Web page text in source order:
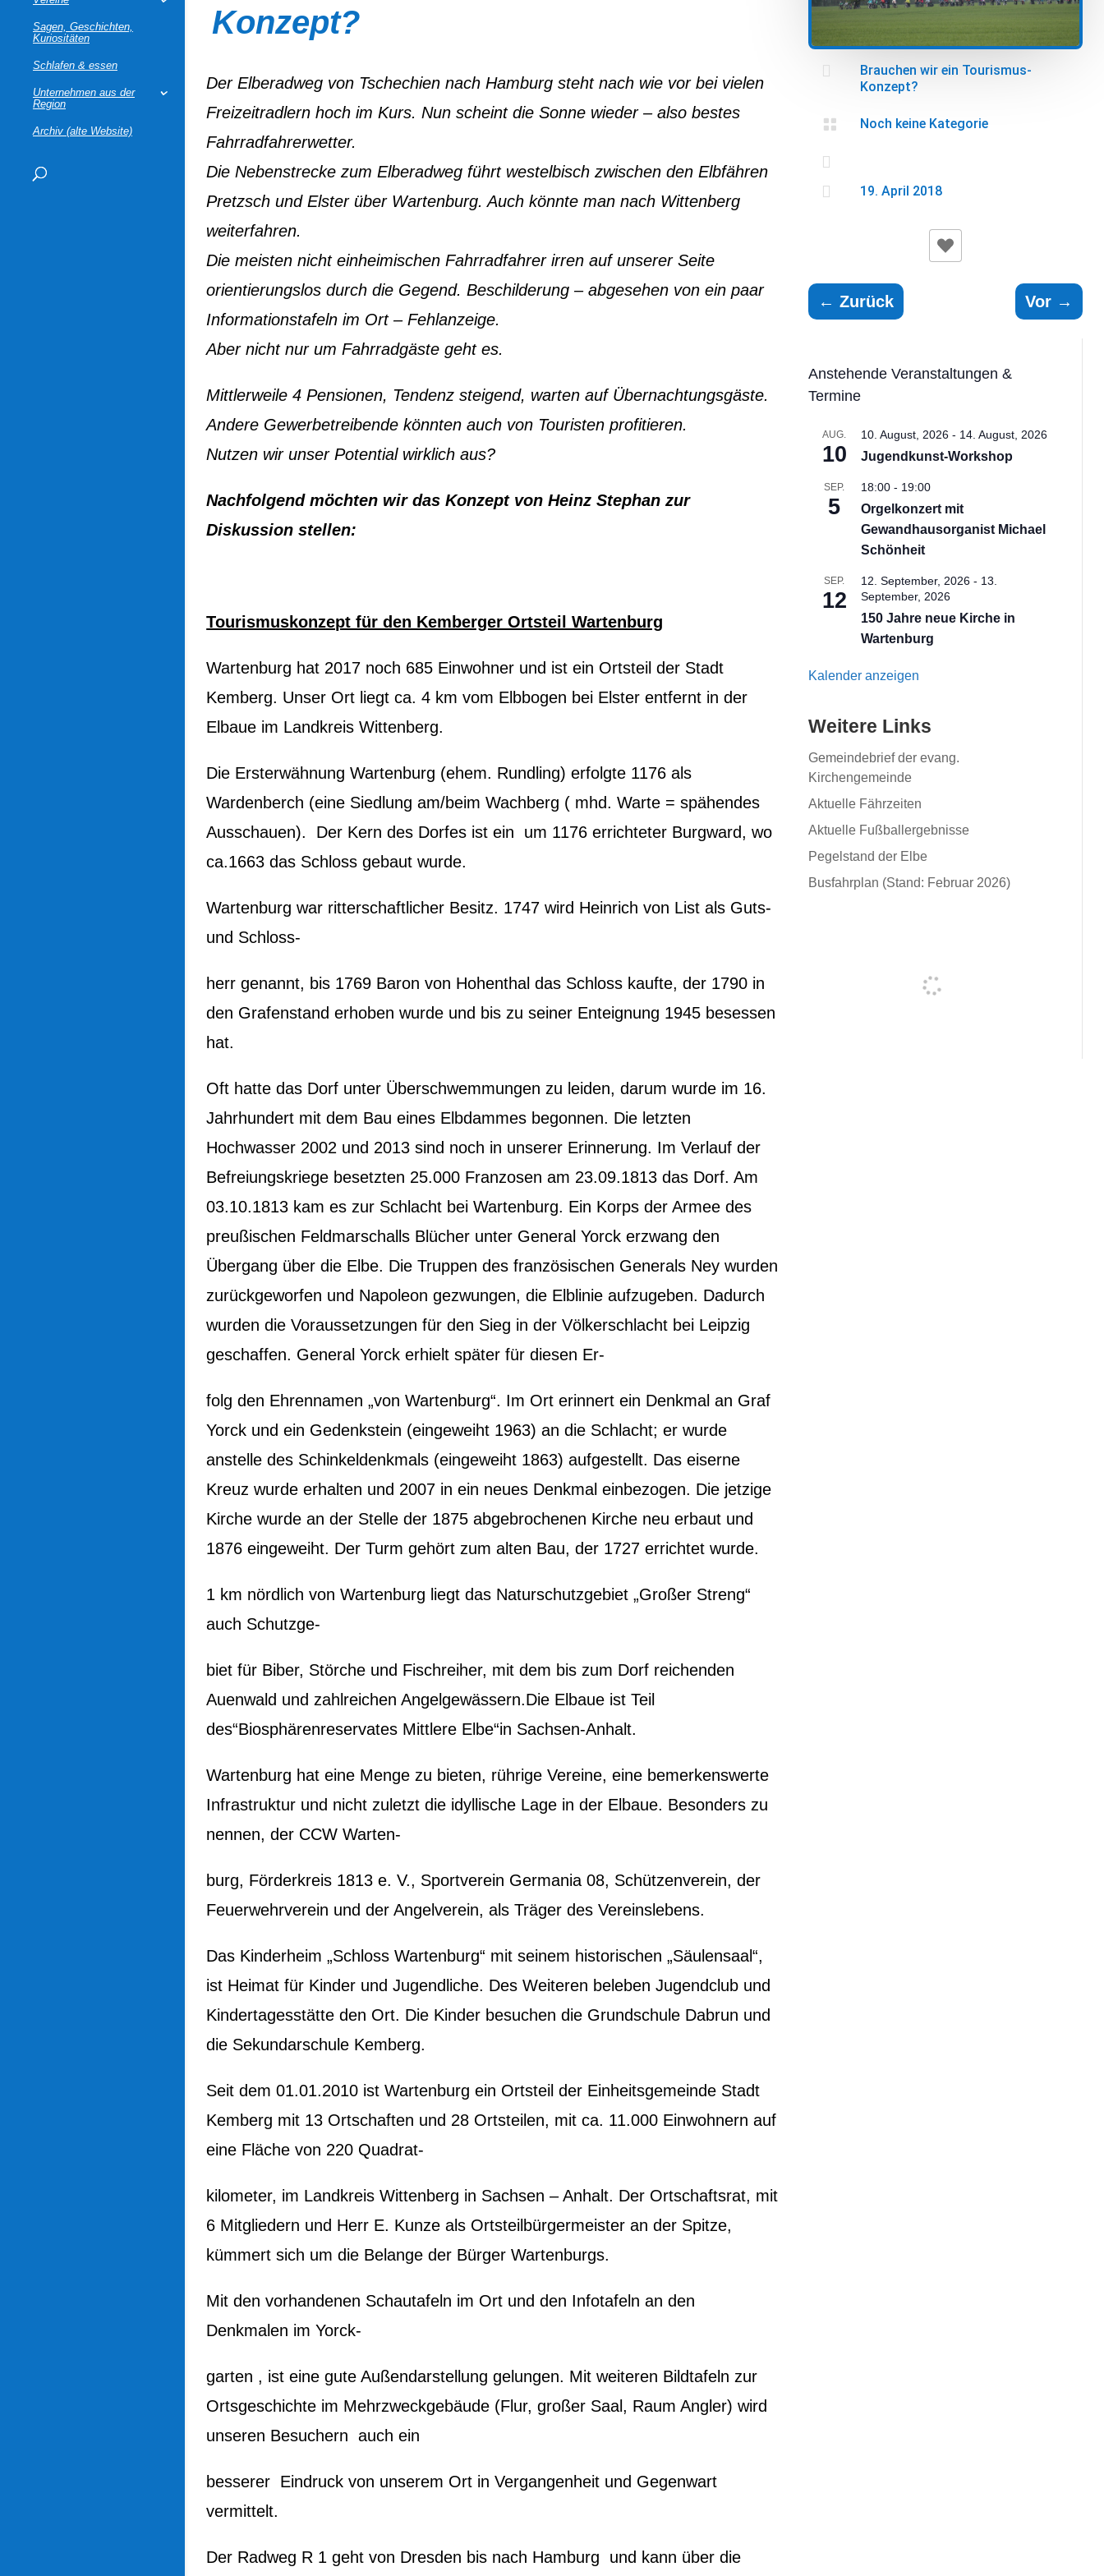
Sagen, Geschichten,
Kuriositäten
Schlafen & essen
Unternehmen aus der
Region
Archiv (alte Website)
Konzept?
Der Elberadweg von Tschechien nach Hamburg steht nach wie vor bei vielen
Freizeitradlern hoch im Kurs. Nun scheint die Sonne wieder – also bestes
Fahrradfahrerwetter.
Die Nebenstrecke zum Elberadweg führt westelbisch zwischen den Elbfähren
Pretzsch und Elster über Wartenburg. Auch könnte man nach Wittenberg
weiterfahren.
Die meisten nicht einheimischen Fahrradfahrer irren auf unserer Seite
orientierungslos durch die Gegend. Beschilderung – abgesehen von ein paar
Informationstafeln im Ort – Fehlanzeige.
Aber nicht nur um Fahrradgäste geht es.
Mittlerweile 4 Pensionen, Tendenz steigend, warten auf Übernachtungsgäste.
Andere Gewerbetreibende könnten auch von Touristen profitieren.
Nutzen wir unser Potential wirklich aus?
Nachfolgend möchten wir das Konzept von Heinz Stephan zur
Diskussion stellen:
Tourismuskonzept für den Kemberger Ortsteil Wartenburg
Wartenburg hat 2017 noch 685 Einwohner und ist ein Ortsteil der Stadt
Kemberg. Unser Ort liegt ca. 4 km vom Elbbogen bei Elster entfernt in der
Elbaue im Landkreis Wittenberg.
Die Ersterwähnung Wartenburg (ehem. Rundling) erfolgte 1176 als
Wardenberch (eine Siedlung am/beim Wachberg ( mhd. Warte = spähendes
Ausschauen). Der Kern des Dorfes ist ein um 1176 errichteter Burgward, wo
ca.1663 das Schloss gebaut wurde.
Wartenburg war ritterschaftlicher Besitz. 1747 wird Heinrich von List als Guts-
und Schloss-
herr genannt, bis 1769 Baron von Hohenthal das Schloss kaufte, der 1790 in
den Grafenstand erhoben wurde und bis zu seiner Enteignung 1945 besessen
hat.
Oft hatte das Dorf unter Überschwemmungen zu leiden, darum wurde im 16.
Jahrhundert mit dem Bau eines Elbdammes begonnen. Die letzten
Hochwasser 2002 und 2013 sind noch in unserer Erinnerung. Im Verlauf der
Befreiungskriege besetzten 25.000 Franzosen am 23.09.1813 das Dorf. Am
03.10.1813 kam es zur Schlacht bei Wartenburg. Ein Korps der Armee des
preußischen Feldmarschalls Blücher unter General Yorck erzwang den
Übergang über die Elbe. Die Truppen des französischen Generals Ney wurden
zurückgeworfen und Napoleon gezwungen, die Elblinie aufzugeben. Dadurch
wurden die Voraussetzungen für den Sieg in der Völkerschlacht bei Leipzig
geschaffen. General Yorck erhielt später für diesen Er-
folg den Ehrennamen „von Wartenburg“. Im Ort erinnert ein Denkmal an Graf
Yorck und ein Gedenkstein (eingeweiht 1963) an die Schlacht; er wurde
anstelle des Schinkeldenkmals (eingeweiht 1863) aufgestellt. Das eiserne
Kreuz wurde erhalten und 2007 in ein neues Denkmal einbezogen. Die jetzige
Kirche wurde an der Stelle der 1875 abgebrochenen Kirche neu erbaut und
1876 eingeweiht. Der Turm gehört zum alten Bau, der 1727 errichtet wurde.
1 km nördlich von Wartenburg liegt das Naturschutzgebiet „Großer Streng“
auch Schutzge-
biet für Biber, Störche und Fischreiher, mit dem bis zum Dorf reichenden
Auenwald und zahlreichen Angelgewässern.Die Elbaue ist Teil
des“Biosphärenreservates Mittlere Elbe“in Sachsen-Anhalt.
Wartenburg hat eine Menge zu bieten, rührige Vereine, eine bemerkenswerte
Infrastruktur und nicht zuletzt die idyllische Lage in der Elbaue. Besonders zu
nennen, der CCW Warten-
burg, Förderkreis 1813 e. V., Sportverein Germania 08, Schützenverein, der
Feuerwehrverein und der Angelverein, als Träger des Vereinslebens.
Das Kinderheim „Schloss Wartenburg“ mit seinem historischen „Säulensaal“,
ist Heimat für Kinder und Jugendliche. Des Weiteren beleben Jugendclub und
Kindertagesstätte den Ort. Die Kinder besuchen die Grundschule Dabrun und
die Sekundarschule Kemberg.
Seit dem 01.01.2010 ist Wartenburg ein Ortsteil der Einheitsgemeinde Stadt
Kemberg mit 13 Ortschaften und 28 Ortsteilen, mit ca. 11.000 Einwohnern auf
eine Fläche von 220 Quadrat-
kilometer, im Landkreis Wittenberg in Sachsen – Anhalt. Der Ortschaftsrat, mit
6 Mitgliedern und Herr E. Kunze als Ortsteilbürgermeister an der Spitze,
kümmert sich um die Belange der Bürger Wartenburgs.
Mit den vorhandenen Schautafeln im Ort und den Infotafeln an den
Denkmalen im Yorck-
garten , ist eine gute Außendarstellung gelungen. Mit weiteren Bildtafeln zur
Ortsgeschichte im Mehrzweckgebäude (Flur, großer Saal, Raum Angler) wird
unseren Besuchern auch ein
besserer Eindruck von unserem Ort in Vergangenheit und Gegenwart
vermittelt.
Der Radweg R 1 geht von Dresden bis nach Hamburg und kann über die

Brauchen wir ein Tourismus-
Konzept?
 Noch keine Kategorie


19. April 2018
← Zurück Vor→
Anstehende Veranstaltungen &
Termine
AUG.
10
10. August, 2026- 14. August, 2026
Jugendkunst-Workshop
SEP.
5
18:00- 19:00
Orgelkonzert mit
Gewandhausorganist Michael
Schönheit
SEP.
12
12. September, 2026- 13.
September, 2026
150 Jahre neue Kirche in
Wartenburg
Kalender anzeigen
Weitere Links
Gemeindebrief der evang.
Kirchengemeinde
Aktuelle Fährzeiten
Aktuelle Fußballergebnisse
Pegelstand der Elbe
Busfahrplan (Stand: Februar 2026)